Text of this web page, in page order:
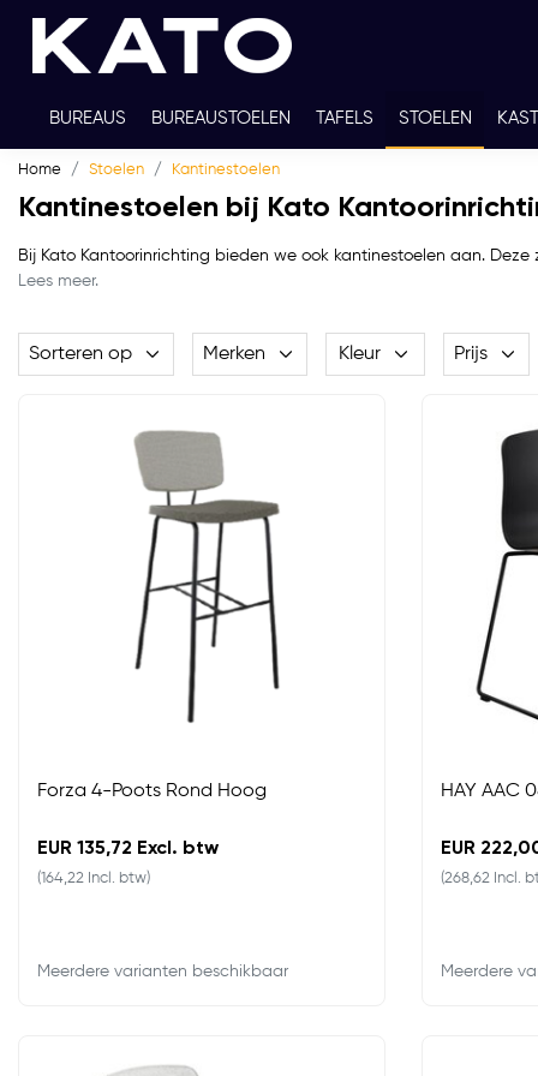
BUREAUS BUREAUSTOELEN TAFELS STOELEN
TWEEDEHANDS THUISWERKPLEKKEN
Home Stoelen Kantinestoelen
Kantinestoelen bij Kato
Bij Kato Kantoorinrichting bieden we ook kantinestoelen aan.
Lees meer.
Sorteren op Merken Kleur Prijs
Forza 4-Poots Rond Hoog
EUR 135,72 Excl. btw
(164,22 Incl. btw)
Meerdere varianten beschikbaar
HAY AAC
EUR
(268,62 Incl.
Meerdere